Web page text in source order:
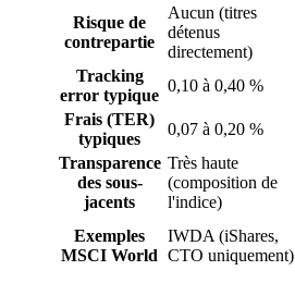
Risque de
contrepartie
Aucun (titres
détenus
directement)
Tracking
error typique
0,10 à 0,40 %
Frais (TER)
typiques
0,07 à 0,20 %
Transparence
des sous-
jacents
Très haute
(composition de
l'indice)
Exemples
MSCI World
IWDA (iShares,
CTO uniquement)